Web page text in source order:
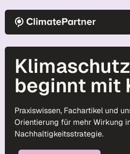
Klimaschutz
beginnt mit
Praxiswissen, Fachartikel und
Orientierung für mehr Wirkung
Nachhaltigkeitsstrategie.